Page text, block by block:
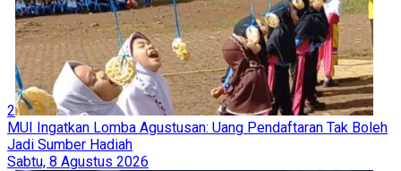
2
MUI Ingatkan Lomba Agustusan: Uang Pendaftaran Tak Boleh
Jadi Sumber Hadiah
Sabtu, 8 Agustus 2026